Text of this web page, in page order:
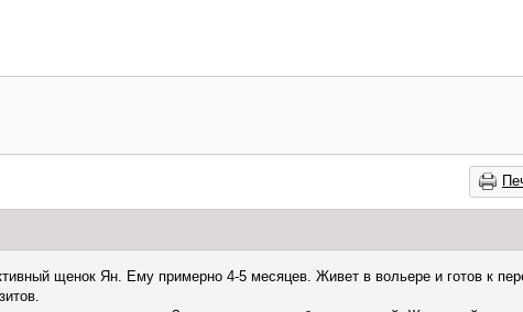
щенок Ян. Ему примерно 4-5 месяцев. Живет в вольере и готов к